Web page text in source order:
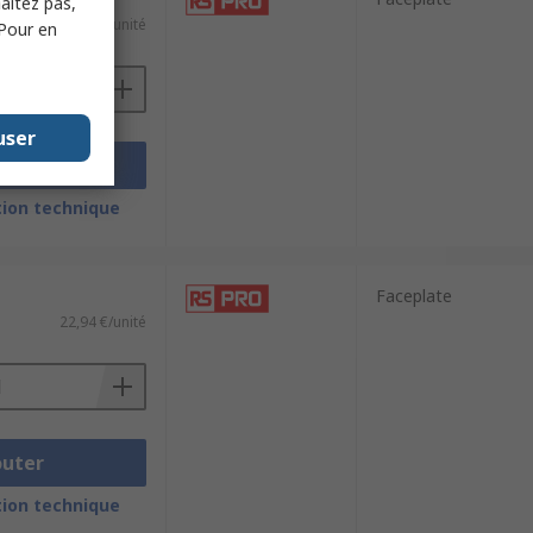
13,70 €/unité
technique
22,94 €/unité
technique
Faceplate
en